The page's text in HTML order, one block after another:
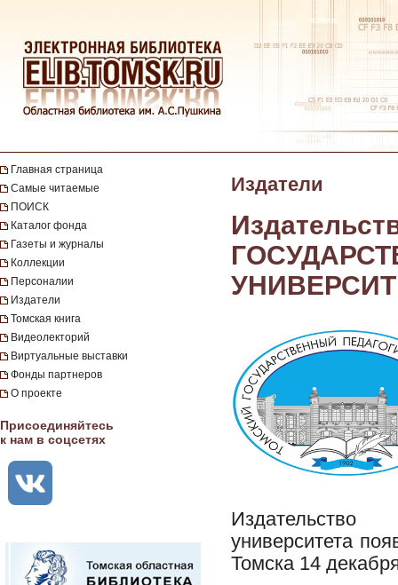
Главная страница
Самые читаемые
ПОИСК
Каталог фонда
Газеты и журналы
Коллекции
Персоналии
Издатели
Томская книга
Видеолекторий
Виртуальные выставки
Фонды партнеров
О проекте
Присоединяйтесь
к нам в соцсетях
Издатели
Издательство
университета
Томска 14